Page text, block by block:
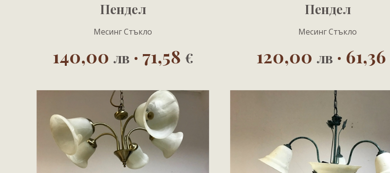
Пендел
Месинг Стъкло
140,00 лв · 71,58 €
Пендел
Месинг Стъкло
120,00 лв · 61,36